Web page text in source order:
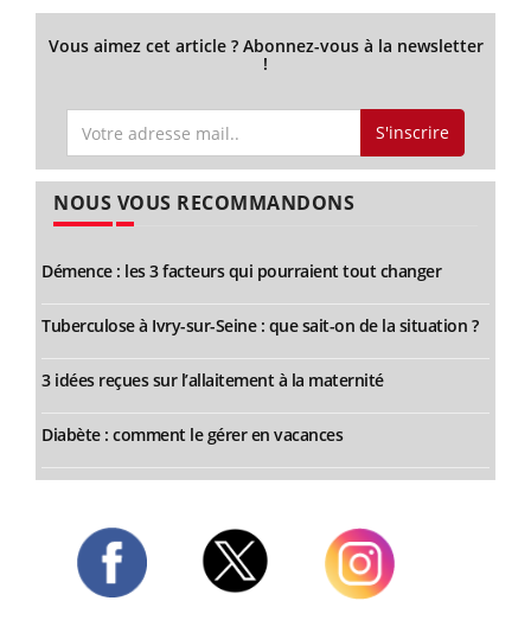
Vous aimez cet article ? Abonnez-vous à la newsletter
!
S'inscrire
NOUS VOUS RECOMMANDONS
Démence : les 3 facteurs qui pourraient tout changer
Tuberculose à Ivry-sur-Seine : que sait-on de la situation ?
3 idées reçues sur l’allaitement à la maternité
Diabète : comment le gérer en vacances